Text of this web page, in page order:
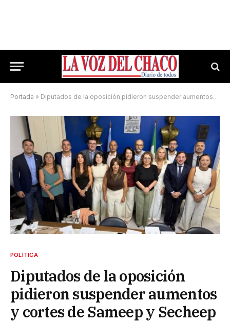
Portada » Diputados de la oposición pidieron suspender aumentos y cortes de Sameep y Secheep
POLÍTICA
Diputados de la oposición
pidieron suspender aumentos
y cortes de Sameep y Secheep